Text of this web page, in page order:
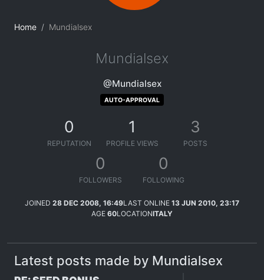
Home Mundialsex
Mundialsex
@Mundialsex
AUTO-APPROVAL
0
REPUTATION
1
PROFILE VIEWS
3
POSTS
0
FOLLOWERS
0
FOLLOWING
JOINED 28 DEC 2008, 16:49LAST ONLINE 13 JUN 2010, 23:17
AGE 60LOCATIONITALY
Latest posts made by Mundialsex